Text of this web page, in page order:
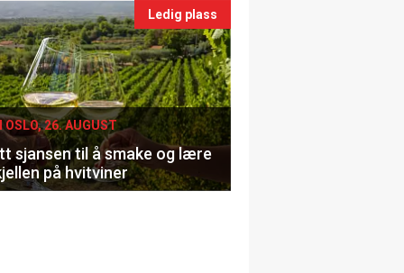
Ledig plass
OSLO, 26. AUGUST
sjansen til å smake og lære
på hvitviner